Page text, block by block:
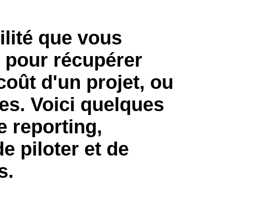
(Español)que vous
récupérer
d'un projet, ou
Voici quelques
reporting,
piloter et de